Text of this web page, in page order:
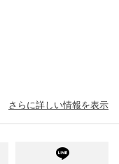
さらに詳しい情報を表示